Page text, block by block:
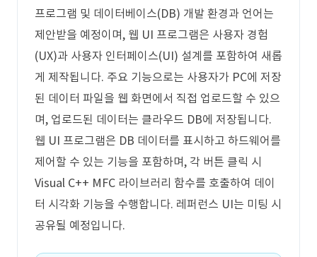
프로그램 및 데이터베이스(DB) 개발 환경과 언어는
제안받을 예정이며, 웹 UI 프로그램은 사용자 경험
(UX)과 사용자 인터페이스(UI) 설계를 포함하여 새롭
게 제작됩니다. 주요 기능으로는 사용자가 PC에 저장
된 데이터 파일을 웹 화면에서 직접 업로드할 수 있으
며, 업로드된 데이터는 클라우드 DB에 저장됩니다.
웹 UI 프로그램은 DB 데이터를 표시하고 하드웨어를
제어할 수 있는 기능을 포함하며, 각 버튼 클릭 시
Visual C++ MFC 라이브러리 함수를 호출하여 데이
터 시각화 기능을 수행합니다. 레퍼런스 UI는 미팅 시
공유될 예정입니다.